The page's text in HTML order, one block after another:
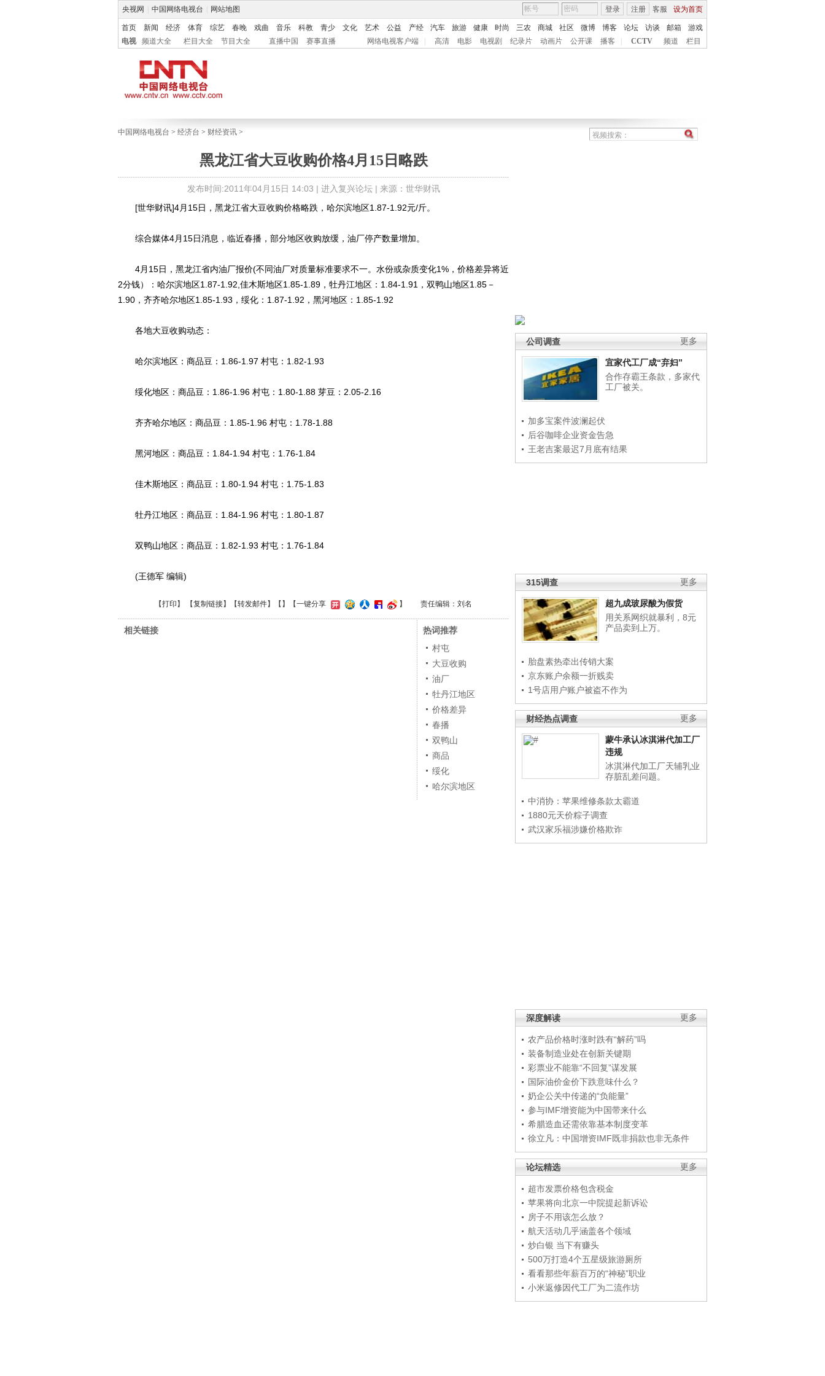
央视网 中国网络电视台 网站地图 客服 设为首页
登录 注册
首页 新闻 经济 体育 综艺 春晚 戏曲 音乐 科教 青少 文化 艺术 公益 产经 汽车 旅游 健康 时尚 三农 商城 社区 微博 博客 论坛 访谈 邮箱
游戏
电视
频道大全 栏目大全 节目大全 直播中国 赛事直播 网络电视客户端 高清 电影 电视剧 纪录片 动画片 公开课 播客 CCTV 频道 栏目
中国网络电视台 > 经济台 > 财经资讯 >
黑龙江省大豆收购价格4月15日略跌
发布时间:2011年04月15日 14:03 | 进入复兴论坛| 来源：世华财讯
更多
公司调查
宜家代工厂成“弃妇”
合作存霸王条款，多家代
工厂被关。
加多宝案件波澜起伏
后谷咖啡企业资金告急
王老吉案最迟7月底有结果
更多
315调查
超九成玻尿酸为假货
用关系网织就暴利，8元
产品卖到上万。
胎盘素热牵出传销大案
京东账户余额一折贱卖
1号店用户账户被盗不作为
更多
财经热点调查
蒙牛承认冰淇淋代加工厂
违规
冰淇淋代加工厂天辅乳业
存脏乱差问题。
中消协：苹果维修条款太霸道
1880元天价粽子调查
武汉家乐福涉嫌价格欺诈
更多
深度解读
农产品价格时涨时跌有“解药”吗
装备制造业处在创新关键期
彩票业不能靠“不回复”谋发展
国际油价金价下跌意味什么？
奶企公关中传递的“负能量”
参与IMF增资能为中国带来什么
希腊造血还需依靠基本制度变革
徐立凡：中国增资IMF既非捐款也非无条件
更多
论坛精选
超市发票价格包含税金
苹果将向北京一中院提起新诉讼
房子不用该怎么放？
航天活动几乎涵盖各个领域
炒白银 当下有赚头
500万打造4个五星级旅游厕所
看看那些年薪百万的“神秘”职业
小米返修因代工厂为二流作坊
[世华财讯]4月15日，黑龙江省大豆收购价格略跌，哈尔滨地区1.87-1.92元/斤。
综合媒体4月15日消息，临近春播，部分地区收购放缓，油厂停产数量增加。
4月15日，黑龙江省内油厂报价(不同油厂对质量标准要求不一。水份或杂质变化1%，价格差异将近
2分钱）：哈尔滨地区1.87-1.92,佳木斯地区1.85-1.89，牡丹江地区：1.84-1.91，双鸭山地区1.85－
1.90，齐齐哈尔地区1.85-1.93，绥化：1.87-1.92，黑河地区：1.85-1.92
各地大豆收购动态：
哈尔滨地区：商品豆：1.86-1.97 村屯：1.82-1.93
绥化地区：商品豆：1.86-1.96 村屯：1.80-1.88 芽豆：2.05-2.16
齐齐哈尔地区：商品豆：1.85-1.96 村屯：1.78-1.88
黑河地区：商品豆：1.84-1.94 村屯：1.76-1.84
佳木斯地区：商品豆：1.80-1.94 村屯：1.75-1.83
牡丹江地区：商品豆：1.84-1.96 村屯：1.80-1.87
双鸭山地区：商品豆：1.82-1.93 村屯：1.76-1.84
(王德军 编辑)
【打印 】 【复制链接】【转发邮件】【 】 【一键分享 】 责任编辑：刘名
相关链接
热词推荐
村屯
大豆收购
油厂
牡丹江地区
价格差异
春播
双鸭山
商品
绥化
哈尔滨地区